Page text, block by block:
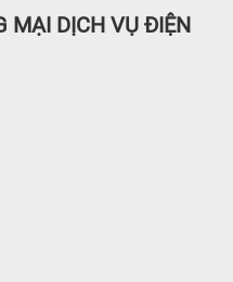
MẠI DỊCH VỤ ĐIỆN